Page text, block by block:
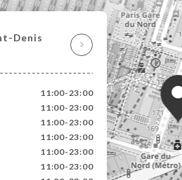
Denis
11:00-23:00
11:00-23:00
11:00-23:00
11:00-23:00
11:00-23:00
11:00-23:00